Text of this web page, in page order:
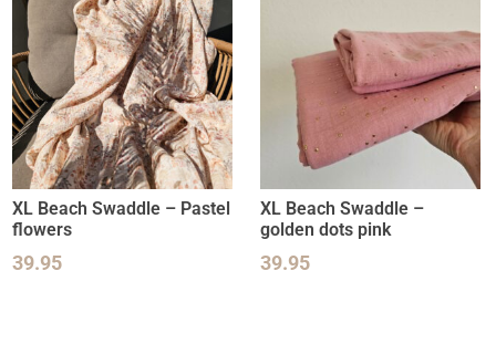
XL Beach Swaddle – Pastel
flowers
39.95
XL Beach Swaddle –
golden dots pink
39.95